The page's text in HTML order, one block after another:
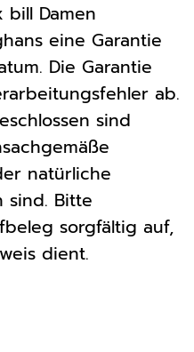
bill Damen
eine Garantie
Die Garantie
ab.
sind
natürliche
sind. Bitte
sorgfältig auf,
dient.